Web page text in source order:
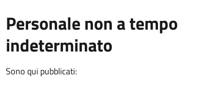
Personale non a tempo
indeterminato
Sono qui pubblicati: